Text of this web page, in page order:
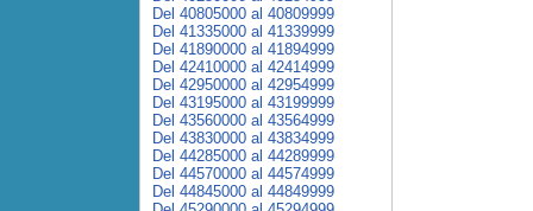
Del 40805000 al 40809999
Del 41335000 al 41339999
Del 41890000 al 41894999
Del 42410000 al 42414999
Del 42950000 al 42954999
Del 43195000 al 43199999
Del 43560000 al 43564999
Del 43830000 al 43834999
Del 44285000 al 44289999
Del 44570000 al 44574999
Del 44845000 al 44849999